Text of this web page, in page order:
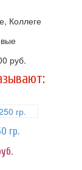
Коллеге
руб.
гр.